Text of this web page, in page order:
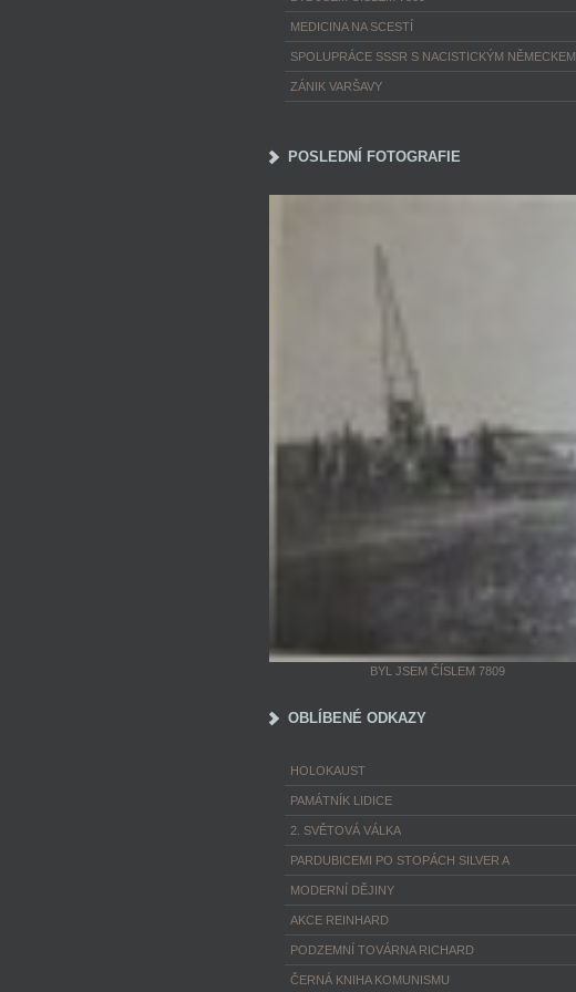
MEDICINA NA SCESTÍ
SPOLUPRÁCE SSSR S NACISTICKÝM NĚMECKEM
ZÁNIK VARŠAVY
POSLEDNÍ FOTOGRAFIE
BYL JSEM ČÍSLEM 7809
OBLÍBENÉ ODKAZY
HOLOKAUST
PAMÁTNÍK LIDICE
2. SVĚTOVÁ VÁLKA
PARDUBICEMI PO STOPÁCH SILVER A
MODERNÍ DĚJINY
AKCE REINHARD
PODZEMNÍ TOVÁRNA RICHARD
ČERNÁ KNIHA KOMUNISMU